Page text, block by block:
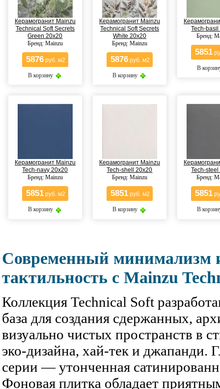
Керамогранит Mainzu
Technical Soft Secrets
Green 20x20
Бренд: Mainzu
5876 руб. м2
В корзину
Керамогранит Mainzu
Technical Soft Secrets
White 20x20
Бренд: Mainzu
5876 руб. м2
В корзину
Tech-
Бренд:
5851
В
Керамогранит Mainzu
Tech-navy 20x20
Бренд: Mainzu
5851 руб. м2
В корзину
Керамогранит Mainzu
Tech-shell 20x20
Бренд: Mainzu
5851 руб. м2
В корзину
Tech-
Бренд:
5851
В
Современный минимализм
тактильность с Mainzu
Коллекция Technical Soft
база для создания сдержанных,
визуально чистых пространств в
эко-дизайна, хай-тек и джапанди.
серии — утонченная
Фоновая плитка обладает